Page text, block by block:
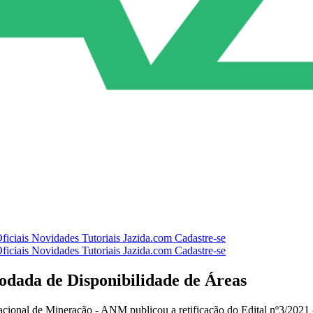
Novidades Tutoriais Jazida.com Cadastre-se
Novidades Tutoriais Jazida.com Cadastre-se
de Disponibilidade de Áreas
de Mineração - ANM publicou a retificação do Edital nº3/2021